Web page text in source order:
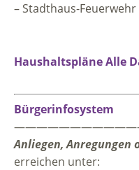
– Stadthaus-Feuerwehr
Haushaltspläne Alle
Bürgerinfosystem
Anliegen, Anregungen
erreichen unter: